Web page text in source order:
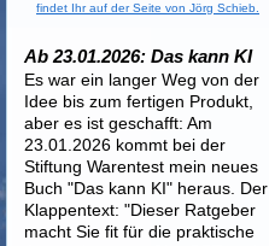
findet Ihr auf der Seite von Jörg Schieb.
Ab 23.01.2026: Das kann KI
Es war ein langer Weg von der
Idee bis zum fertigen Produkt,
aber es ist geschafft: Am
23.01.2026 kommt bei der
Stiftung Warentest mein neues
Buch "Das kann KI" heraus. Der
Klappentext: "Dieser Ratgeber
macht Sie fit für die praktische